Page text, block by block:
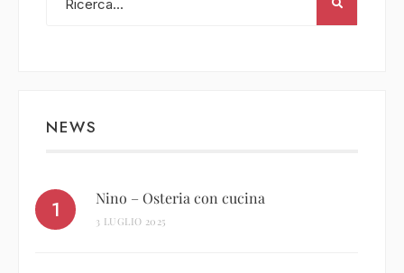
NEWS
Nino – Osteria con cucina
3 LUGLIO 2025